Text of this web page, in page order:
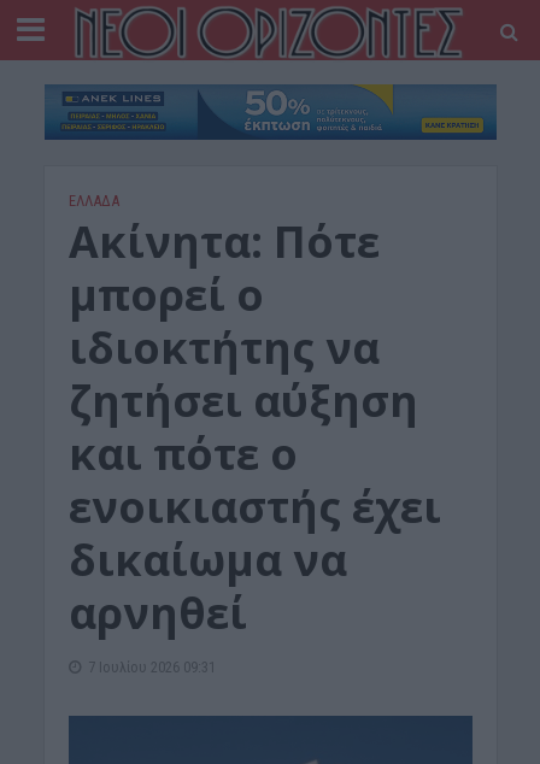
ΕΛΛΑΔΑ
Ακίνητα: Πότε
μπορεί ο
ιδιοκτήτης να
ζητήσει αύξηση
και πότε ο
ενοικιαστής έχει
δικαίωμα να
αρνηθεί
7 Ιουλίου 2026 09:31